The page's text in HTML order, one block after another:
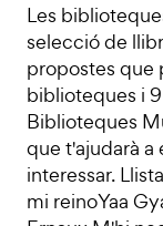
Les
selecció de
propostes que
biblioteques i
Biblioteques
que t'ajudarà a
interessar.
mi reinoYaa